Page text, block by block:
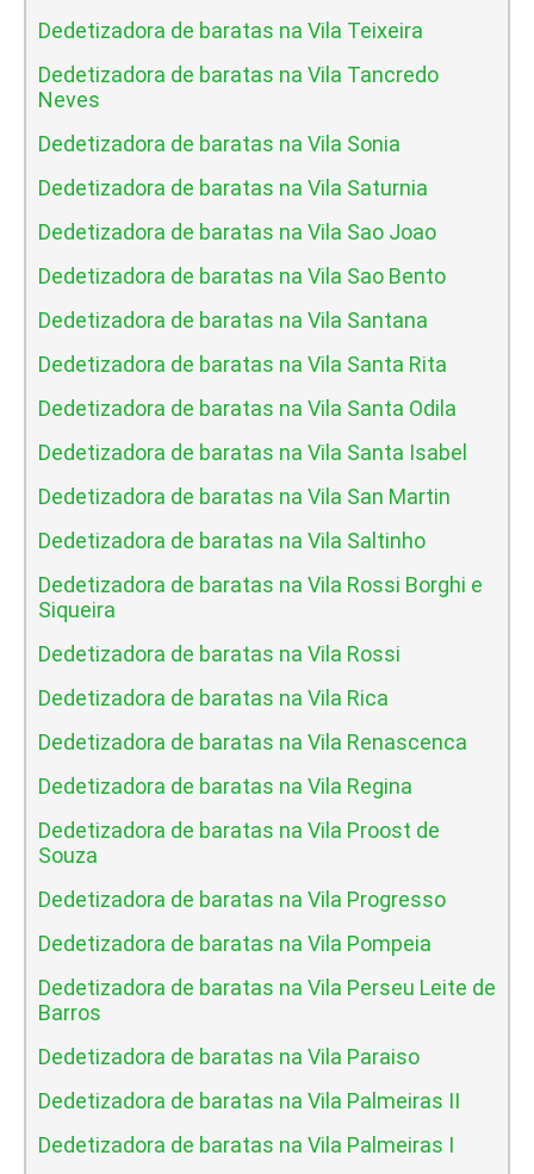
Dedetizadora de baratas na Vila Teixeira
Dedetizadora de baratas na Vila Tancredo
Neves
Dedetizadora de baratas na Vila Sonia
Dedetizadora de baratas na Vila Saturnia
Dedetizadora de baratas na Vila Sao Joao
Dedetizadora de baratas na Vila Sao Bento
Dedetizadora de baratas na Vila Santana
Dedetizadora de baratas na Vila Santa Rita
Dedetizadora de baratas na Vila Santa Odila
Dedetizadora de baratas na Vila Santa Isabel
Dedetizadora de baratas na Vila San Martin
Dedetizadora de baratas na Vila Saltinho
Dedetizadora de baratas na Vila Rossi Borghi e
Siqueira
Dedetizadora de baratas na Vila Rossi
Dedetizadora de baratas na Vila Rica
Dedetizadora de baratas na Vila Renascenca
Dedetizadora de baratas na Vila Regina
Dedetizadora de baratas na Vila Proost de
Souza
Dedetizadora de baratas na Vila Progresso
Dedetizadora de baratas na Vila Pompeia
Dedetizadora de baratas na Vila Perseu Leite de
Barros
Dedetizadora de baratas na Vila Paraiso
Dedetizadora de baratas na Vila Palmeiras II
Dedetizadora de baratas na Vila Palmeiras I